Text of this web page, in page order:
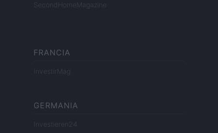
SecondHomeMagazine
FRANCIA
InvestirMag
GERMANIA
Investieren24